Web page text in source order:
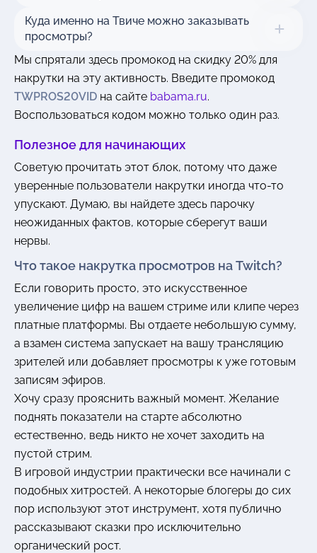
Куда именно на Твиче можно заказывать
просмотры?
Мы спрятали здесь промокод на скидку 20% для
накрутки на эту активность. Введите промокод
TWPROS20VID на сайте babama.ru.
Воспользоваться кодом можно только один раз.
Полезное для начинающих
Советую прочитать этот блок, потому что даже
уверенные пользователи накрутки иногда что-то
упускают. Думаю, вы найдете здесь парочку
неожиданных фактов, которые сберегут ваши
нервы.
Что такое накрутка просмотров на Twitch?
Если говорить просто, это искусственное
увеличение цифр на вашем стриме или клипе через
платные платформы. Вы отдаете небольшую сумму,
а взамен система запускает на вашу трансляцию
зрителей или добавляет просмотры к уже готовым
записям эфиров.
Хочу сразу прояснить важный момент. Желание
поднять показатели на старте абсолютно
естественно, ведь никто не хочет заходить на
пустой стрим.
В игровой индустрии практически все начинали с
подобных хитростей. А некоторые блогеры до сих
пор используют этот инструмент, хотя публично
рассказывают сказки про исключительно
органический рост.